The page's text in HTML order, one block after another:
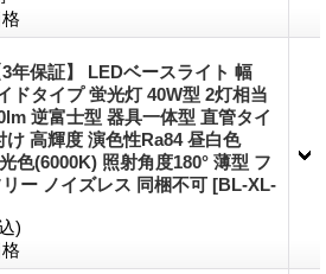
3年保証】 LEDベースライト 幅
ドタイプ 蛍光灯 40W型 2灯相当
逆富士型 器具一体型 直管タイ
け 高輝度 演色性Ra84 昼白色
色(6000K) 照射角度180° 薄型 フ
ー ノイズレス 同梱不可 [BL-XL-
)